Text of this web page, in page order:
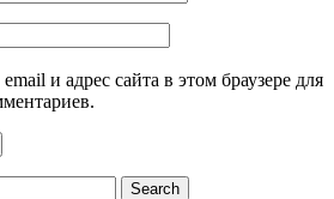
и адрес сайта в этом браузере для
Search